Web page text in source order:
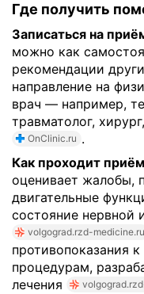
Где получить
Записаться на
можно как
рекомендации
направление на
врач — например,
травматолог,
OnClinic.ru .
Как проходит приём
оценивает жалобы,
двигательные
состояние нервной
volgograd.rzd-medicine.ru
противопоказания
процедурам,
лечения